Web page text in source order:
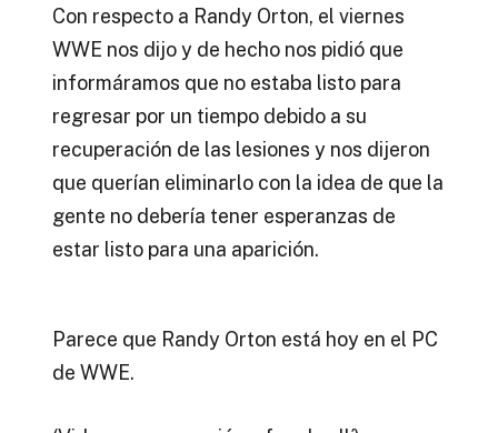
Con respecto a Randy Orton, el viernes
WWE nos dijo y de hecho nos pidió que
informáramos que no estaba listo para
regresar por un tiempo debido a su
recuperación de las lesiones y nos dijeron
que querían eliminarlo con la idea de que la
gente no debería tener esperanzas de
estar listo para una aparición.
Parece que Randy Orton está hoy en el PC
de WWE.